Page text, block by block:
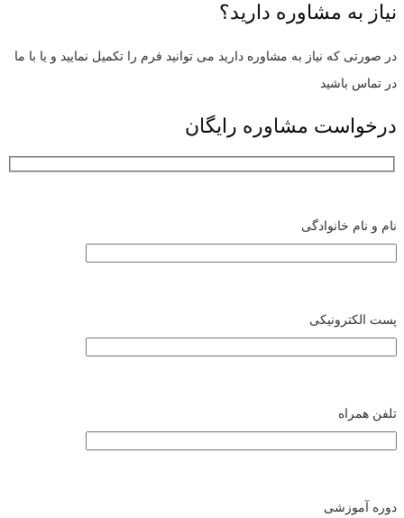
نیاز به مشاوره دارید؟
در صورتی که نیاز به مشاوره دارید می توانید فرم را تکمیل نمایید و یا با ما
در تماس باشید
درخواست مشاوره رایگان
نام و نام خانوادگی
پست الکترونیکی
تلفن همراه
دوره آموزشی